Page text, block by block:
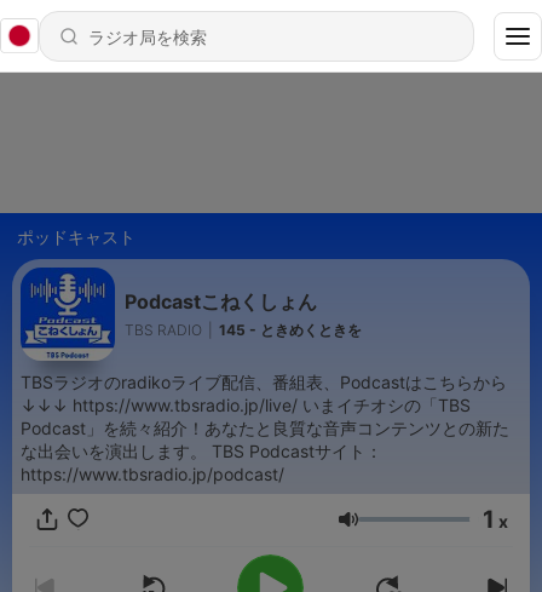
ポッドキャスト
Podcastこねくしょん
TBS RADIO 145 - ときめくときを
TBSラジオのradikoライブ配信、番組表、Podcastはこちらから
↓↓↓ https://www.tbsradio.jp/live/ いまイチオシの「TBS
Podcast」を続々紹介！あなたと良質な音声コンテンツとの新た
な出会いを演出します。 TBS Podcastサイト：
https://www.tbsradio.jp/podcast/
音量 1 x